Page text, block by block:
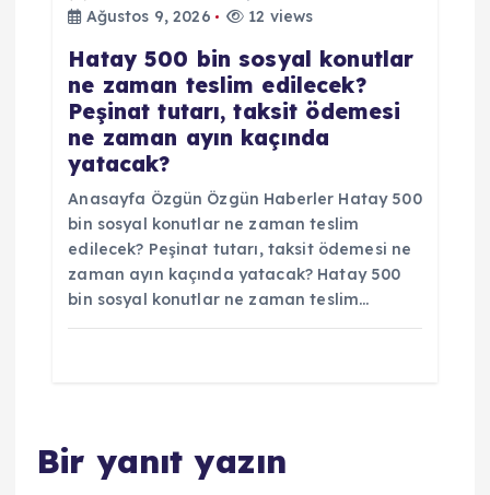
Ağustos 9, 2026
12 views
Hatay 500 bin sosyal konutlar
ne zaman teslim edilecek?
Peşinat tutarı, taksit ödemesi
ne zaman ayın kaçında
yatacak?
Anasayfa Özgün Özgün Haberler Hatay 500
bin sosyal konutlar ne zaman teslim
edilecek? Peşinat tutarı, taksit ödemesi ne
zaman ayın kaçında yatacak? Hatay 500
bin sosyal konutlar ne zaman teslim…
Bir yanıt yazın